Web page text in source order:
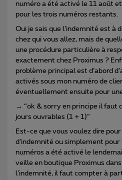
numéro a été activé le 11 août
pour les trois numéros restants.
Oui je sais que l’indemnité est à
chez qui vous allez, mais de
une procédure particulière à
exactement chez Proximus ?
problème principal est d’abord
activés sous mon numéro de
éventuellement ensuite pour
→ “ok & sorry en principe il faut
jours ouvrables (1 + 1)”
Est-ce que vous voulez dire
d’indemnité ou simplement pour
numéros a été activé le
veille en boutique Proximus dans
l’indemnité, il faut compter à